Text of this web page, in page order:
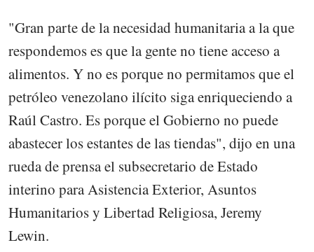
"Gran parte de la necesidad humanitaria a la que
respondemos es que la gente no tiene acceso a
alimentos. Y no es porque no permitamos que el
petróleo venezolano ilícito siga enriqueciendo a
Raúl Castro. Es porque el Gobierno no puede
abastecer los estantes de las tiendas", dijo en una
rueda de prensa el subsecretario de Estado
interino para Asistencia Exterior, Asuntos
Humanitarios y Libertad Religiosa, Jeremy
Lewin.